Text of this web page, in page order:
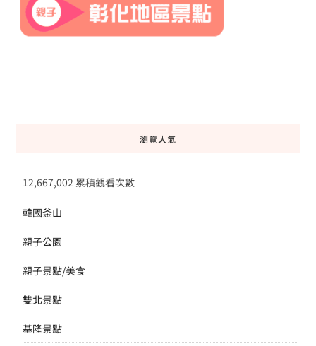
瀏覽人氣
12,667,002 累積觀看次數
韓國釜山
親子公園
親子景點/美食
雙北景點
基隆景點